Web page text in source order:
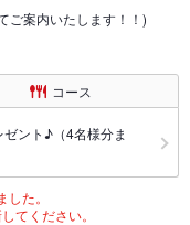
ご案内いたします！！)
コース
ント♪（4名様分ま
た。
てください。